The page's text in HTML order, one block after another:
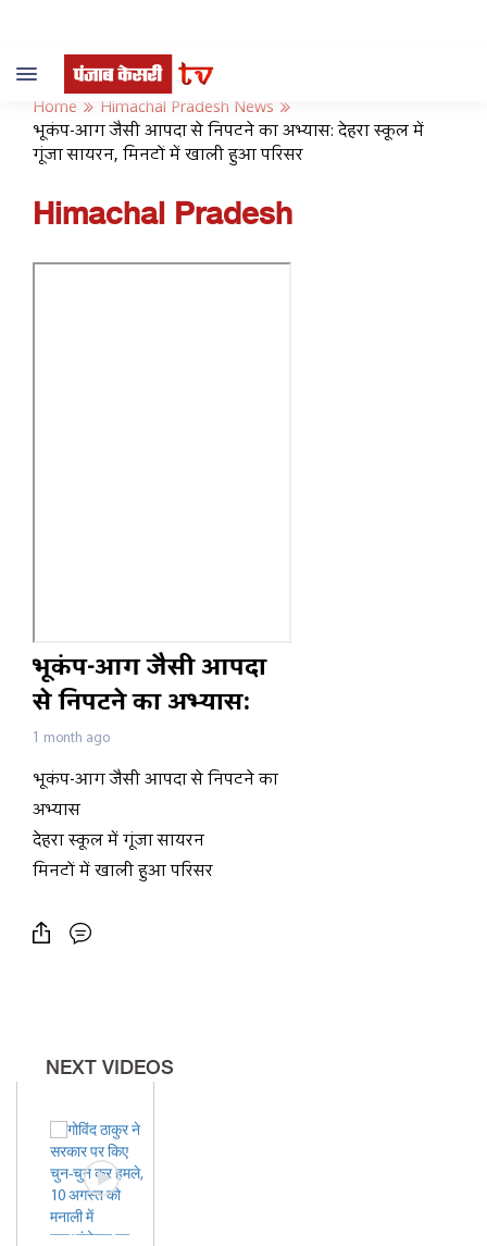
Toggle
navigation
Home
Himachal Pradesh News
भूकंप-आग जैसी आपदा से निपटने का अभ्यास: देहरा स्कूल में
गूंजा सायरन, मिनटों में खाली हुआ परिसर
Himachal Pradesh
भूकंप-आग जैसी आपदा
से निपटने का अभ्यास:
देहरा स्कूल में गूंजा
सायरन, मिनटों में खाली
हुआ परिसर
1 month ago
भूकंप-आग जैसी आपदा से निपटने का
अभ्यास
देहरा स्कूल में गूंजा सायरन
मिनटों में खाली हुआ परिसर
ड्रिल का आयोजन
NEXT VIDEOS